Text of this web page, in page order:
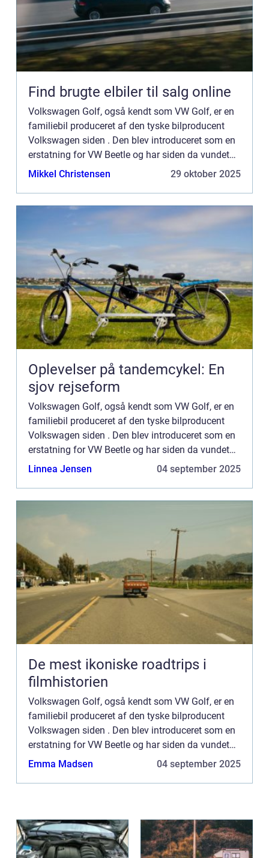
Find brugte elbiler til salg online
Volkswagen Golf, også kendt som VW Golf, er en
familiebil produceret af den tyske bilproducent
Volkswagen siden . Den blev introduceret som en
erstatning for VW Beetle og har siden da vundet
stor popularitet over hele verden. Præsentation...
Mikkel Christensen 29 oktober 2025
Oplevelser på tandemcykel: En
sjov rejseform
Volkswagen Golf, også kendt som VW Golf, er en
familiebil produceret af den tyske bilproducent
Volkswagen siden . Den blev introduceret som en
erstatning for VW Beetle og har siden da vundet
stor popularitet over hele verden. Præsentation...
Linnea Jensen 04 september 2025
De mest ikoniske roadtrips i
filmhistorien
Volkswagen Golf, også kendt som VW Golf, er en
familiebil produceret af den tyske bilproducent
Volkswagen siden . Den blev introduceret som en
erstatning for VW Beetle og har siden da vundet
stor popularitet over hele verden. Præsentation...
Emma Madsen 04 september 2025